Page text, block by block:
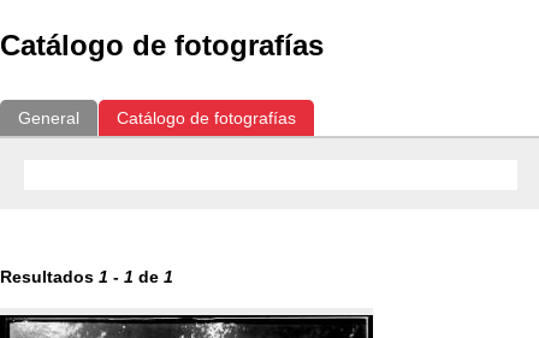
Catálogo de fotografías
General Catálogo de fotografías
Resultados 1 - 1 de 1